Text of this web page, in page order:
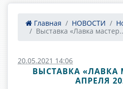
Главная НОВОСТИ
Выставка «Лавка
20.05.2021 14:06
ВЫСТАВКА «ЛАВКА
АПРЕЛЯ